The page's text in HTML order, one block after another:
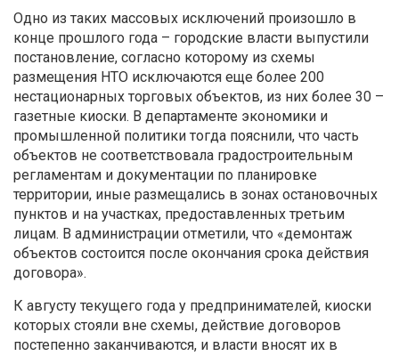
Одно из таких массовых исключений произошло в
конце прошлого года – городские власти выпустили
постановление, согласно которому из схемы
размещения НТО исключаются еще более 200
нестационарных торговых объектов, из них более 30 –
газетные киоски. В департаменте экономики и
промышленной политики тогда пояснили, что часть
объектов не соответствовала градостроительным
регламентам и документации по планировке
территории, иные размещались в зонах остановочных
пунктов и на участках, предоставленных третьим
лицам. В администрации отметили, что «демонтаж
объектов состоится после окончания срока действия
договора».
К августу текущего года у предпринимателей, киоски
которых стояли вне схемы, действие договоров
постепенно заканчиваются, и власти вносят их в